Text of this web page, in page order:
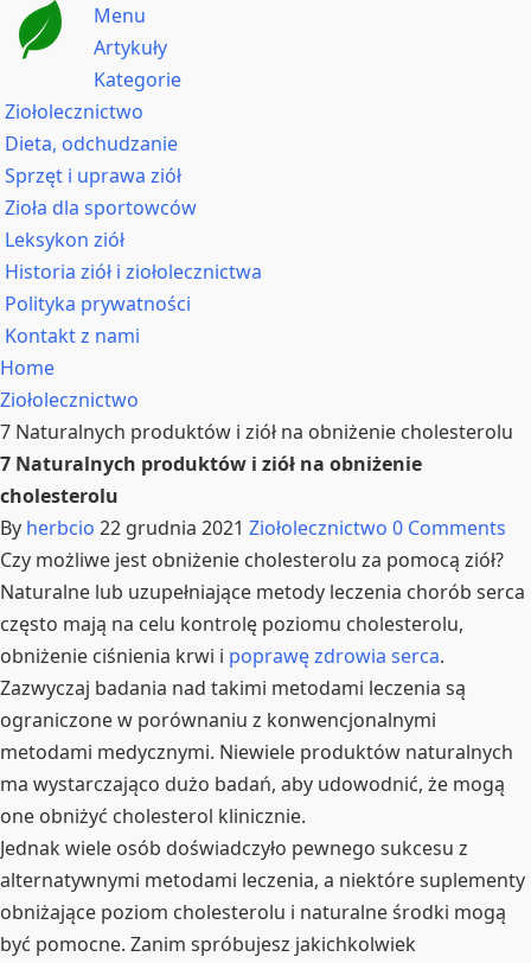
Menu
Artykuły
Kategorie
Ziołolecznictwo
Dieta, odchudzanie
Sprzęt i uprawa ziół
Zioła dla sportowców
Leksykon ziół
Historia ziół i ziołolecznictwa
Polityka prywatności
Kontakt z nami
Home
Ziołolecznictwo
7 Naturalnych produktów i ziół na obniżenie cholesterolu
7 Naturalnych produktów i ziół na obniżenie
cholesterolu
By herbcio 22 grudnia 2021 Ziołolecznictwo 0 Comments
Czy możliwe jest obniżenie cholesterolu za pomocą ziół?
Naturalne lub uzupełniające metody leczenia chorób serca
często mają na celu kontrolę poziomu cholesterolu,
obniżenie ciśnienia krwi i poprawę zdrowia serca.
Zazwyczaj badania nad takimi metodami leczenia są
ograniczone w porównaniu z konwencjonalnymi
metodami medycznymi. Niewiele produktów naturalnych
ma wystarczająco dużo badań, aby udowodnić, że mogą
one obniżyć cholesterol klinicznie.
Jednak wiele osób doświadczyło pewnego sukcesu z
alternatywnymi metodami leczenia, a niektóre suplementy
obniżające poziom cholesterolu i naturalne środki mogą
być pomocne. Zanim spróbujesz jakichkolwiek